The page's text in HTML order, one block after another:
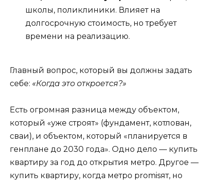
школы, поликлиники. Влияет на
долгосрочную стоимость, но требует
времени на реализацию.
Главный вопрос, который вы должны задать
себе: «Когда это откроется?»
Есть огромная разница между объектом,
который «уже строят» (фундамент, котлован,
сваи), и объектом, который «планируется в
генплане до 2030 года». Одно дело — купить
квартиру за год до открытия метро. Другое —
купить квартиру, когда метро promisят, но